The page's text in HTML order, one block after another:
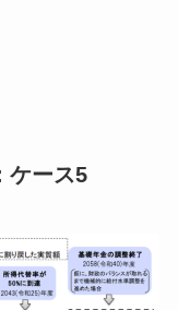
ケース5